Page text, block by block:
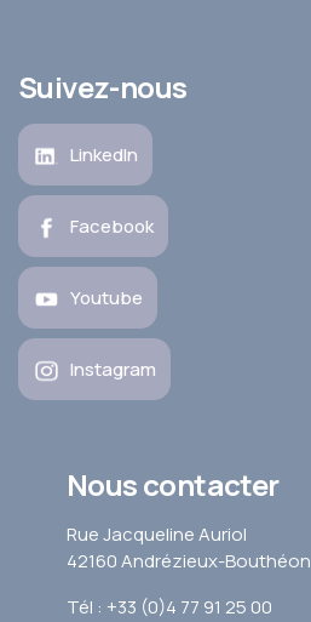
Suivez-nous
LinkedIn
Facebook
Youtube
Instagram
Nous contacter
Rue Jacqueline Auriol
42160 Andrézieux-Bouthéon
Tél : +33 (0)4 77 91 25 00